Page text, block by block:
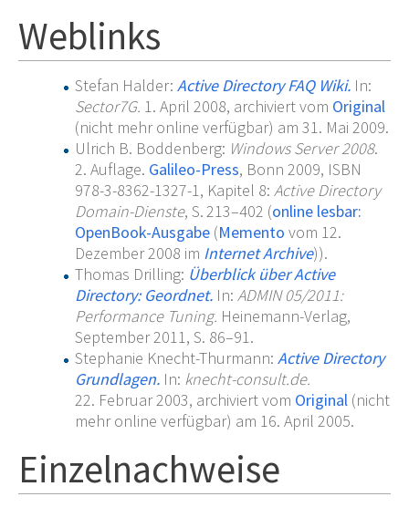
Weblinks
Stefan Halder: Active Directory FAQ Wiki. In:
Sector7G. 1. April 2008, archiviertvom Original
(nicht mehr online verfügbar) am 31. Mai 2009.
Ulrich B. Boddenberg: Windows Server 2008.
2. Auflage. Galileo-Press, Bonn 2009, ISBN
978-3-8362-1327-1, Kapitel 8: Active Directory
Domain-Dienste, S.213–402 (online lesbar:
OpenBook-Ausgabe(Memento vom 12.
Dezember 2008 im Internet Archive)).
Thomas Drilling: Überblick über Active
Directory: Geordnet. In: ADMIN 05/2011:
Performance Tuning. Heinemann-Verlag,
September 2011, S. 86–91.
Stephanie Knecht-Thurmann: Active Directory
Grundlagen. In: knecht-consult.de.
22. Februar 2003, archiviertvom Original (nicht
mehr online verfügbar) am 16. April 2005.
Einzelnachweise